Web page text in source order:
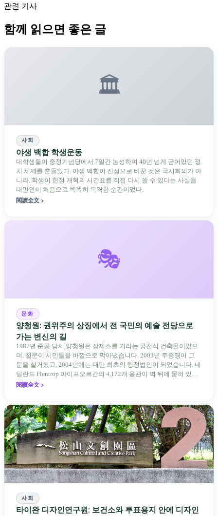
관련 기사
함께 읽으면 좋은 글
🏛️
사회
야생 백합 학생운동
대학생들이 중정기념당에서 7일간 농성하며 40년 넘게 굳어있던 정
치 체제를 흔들었다. 야생 백합이 진정으로 바꾼 것은 국시회의가 아
니라, 학생이 헌정 개혁의 시간표를 직접 다시 쓸 수 있다는 사실을
대만인이 처음으로 똑똑히 목격한 순간이었다.
閱讀全文
🎭
문화
양청원: 권위주의 상징에서 전 국민의 예술 전당으로
가는 변신의 길
1987년 준공 당시 양청원은 장제스를 기리는 궁전식 건축물이었으
며, 철문이 시민들을 바깥으로 막아냈습니다. 2003년 주종경이 그
문을 철거했고, 2004년에는 대만 최초의 행정법인이 되었습니다. 네
덜란드 Flentrop 파이프오르간의 4,172개 음관이 벽 뒤에 묻혀 있으
며, 예술감독 류이여는 예술 공간이란 '보이지 않는 장벽'을 보아야
閱讀全文
사회
타이완 디자인연구원: 보건소와 투표용지 안에 디자인